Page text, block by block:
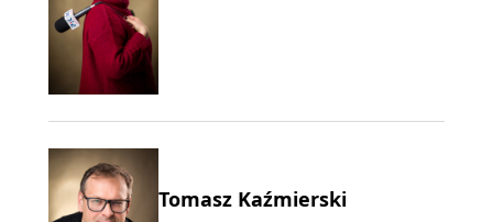
Tomasz Kaźmierski